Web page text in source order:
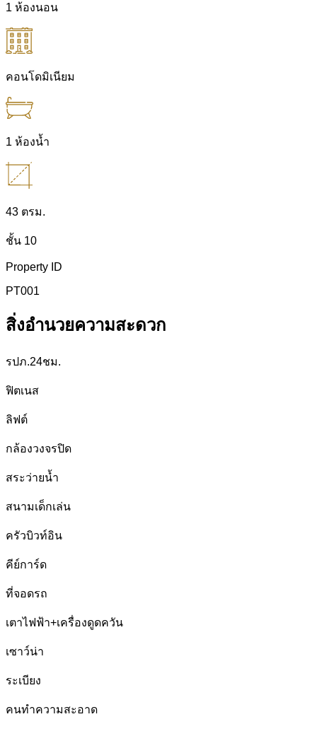
1 ห้องนอน
คอนโดมิเนียม
1 ห้องน้ำ
43 ตรม.
ชั้น 10
Property ID
PT001
สิ่งอำนวยความสะดวก
รปภ.24ชม.
ฟิตเนส
ลิฟต์
กล้องวงจรปิด
สระว่ายน้ำ
สนามเด็กเล่น
ครัวบิวท์อิน
คีย์การ์ด
ที่จอดรถ
เตาไฟฟ้า+เครื่องดูดควัน
เซาว์น่า
ระเบียง
คนทำความสะอาด